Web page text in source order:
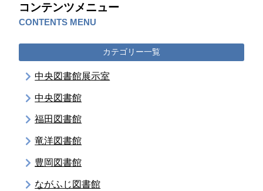
コンテンツメニュー
CONTENTS MENU
カテゴリー一覧
中央図書館展示室
中央図書館
福田図書館
竜洋図書館
豊岡図書館
ながふじ図書館